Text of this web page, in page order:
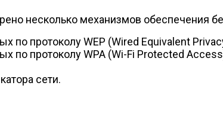
несколько механизмов обеспечения
по протоколу WEP (Wired Equivalent
по протоколу WPA (Wi-Fi Protected
сети.